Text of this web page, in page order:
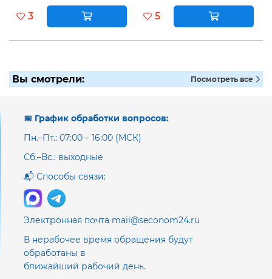
3 5
Вы смотрели: Посмотреть все
📅 График обработки вопросов:
Пн.–Пт.: 07:00 – 16:00 (МСК)
Сб.–Вс.: выходные
📬 Способы связи:
Электронная почта mail@seconom24.ru
В нерабочее время обращения будут
обработаны в
ближайший рабочий день.